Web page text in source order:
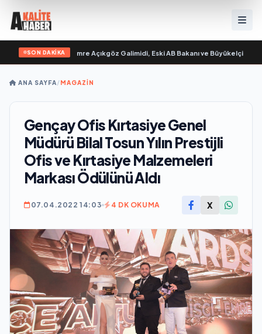
SON DAKİKA
yayımlandı• Ali Emre Açıkgöz Galimidi, Eski AB Bakanı ve Büyükelçi Egemen
ANA SAYFA/MAGAZİN
Gençay Ofis Kırtasiye Genel
Müdürü Bilal Tosun Yılın Prestijli
Ofis ve Kırtasiye Malzemeleri
Markası Ödülünü Aldı
07.04.2022 14:03 4 DK OKUMA X